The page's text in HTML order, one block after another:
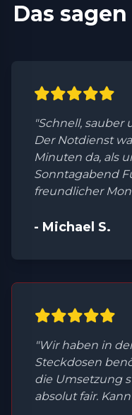
Das
"Schnell, sauber
Der Notdienst
Minuten da, als
Sonntagabend
freundlicher
- Michael S.
"Wir haben in
Steckdosen
die Umsetzung
absolut fair.